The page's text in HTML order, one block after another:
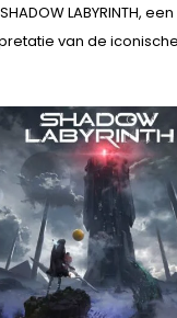
LABYRINTH,
van de iconische